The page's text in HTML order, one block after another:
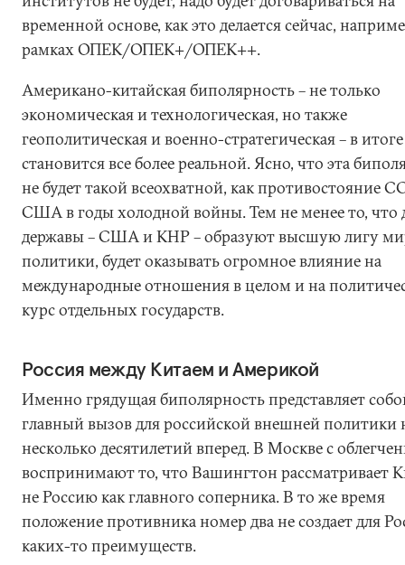
временной основе, как это делается сейчас,
рамках ОПЕК/ОПЕК+/ОПЕК++.
Американо-китайская биполярность – не только
экономическая и технологическая, но также
геополитическая и военно-стратегическая – в итоге
становится все более реальной. Ясно, что эта
не будет такой всеохватной, как противостояние
США в годы холодной войны. Тем не менее то, что
державы – США и КНР – образуют высшую лигу
политики, будет оказывать огромное влияние на
международные отношения в целом и на
курс отдельных государств.
Россия между Китаем и Америкой
Именно грядущая биполярность представляет
главный вызов для российской внешней политики
несколько десятилетий вперед. В Москве с
воспринимают то, что Вашингтон рассматривает
не Россию как главного соперника. В то же время
положение противника номер два не создает для
каких-то преимуществ.